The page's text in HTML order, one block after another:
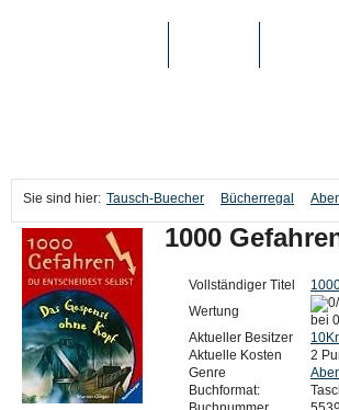
Sie sind hier: Tausch-Buecher Bücherregal
1000
Vollständiger Titel
Wertung
bei
Aktueller Besitzer
Aktuelle Kosten
2
Genre
Buchformat: